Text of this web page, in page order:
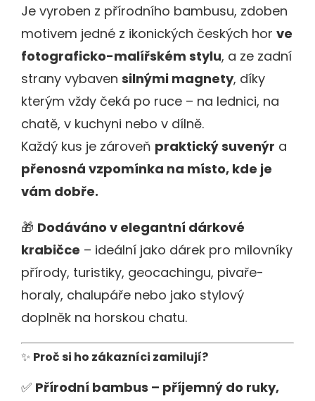
Je vyroben z přírodního bambusu, zdoben
motivem jedné z ikonických českých hor ve
fotograficko-malířském stylu, a ze zadní
strany vybaven silnými magnety, díky
kterým vždy čeká po ruce – na lednici, na
chatě, v kuchyni nebo v dílně.
Každý kus je zároveň praktický suvenýr a
přenosná vzpomínka na místo, kde je
vám dobře.
🎁 Dodáváno v elegantní dárkové
krabičce – ideální jako dárek pro milovníky
přírody, turistiky, geocachingu, pivaře-
horaly, chalupáře nebo jako stylový
doplněk na horskou chatu.
✨ Proč si ho zákazníci zamilují?
✅ Přírodní bambus – příjemný do ruky,